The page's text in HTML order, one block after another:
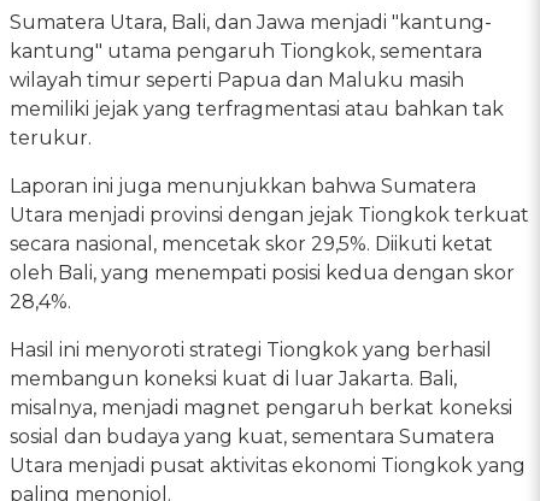
Sumatera Utara, Bali, dan Jawa menjadi "kantung-
kantung" utama pengaruh Tiongkok, sementara
wilayah timur seperti Papua dan Maluku masih
memiliki jejak yang terfragmentasi atau bahkan tak
terukur.
Laporan ini juga menunjukkan bahwa Sumatera
Utara menjadi provinsi dengan jejak Tiongkok terkuat
secara nasional, mencetak skor 29,5%. Diikuti ketat
oleh Bali, yang menempati posisi kedua dengan skor
28,4%.
Hasil ini menyoroti strategi Tiongkok yang berhasil
membangun koneksi kuat di luar Jakarta. Bali,
misalnya, menjadi magnet pengaruh berkat koneksi
sosial dan budaya yang kuat, sementara Sumatera
Utara menjadi pusat aktivitas ekonomi Tiongkok yang
paling menonjol.